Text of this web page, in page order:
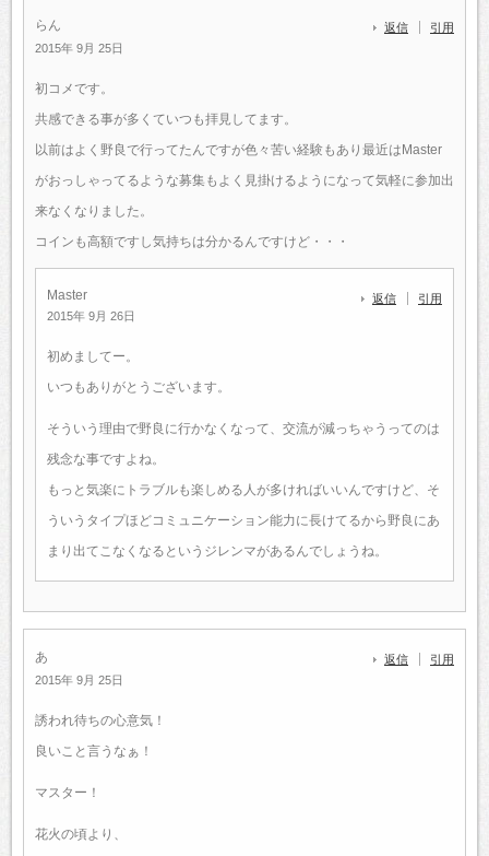
らん
2015年 9月 25日
返信 引用
初コメです。
共感できる事が多くていつも拝見してます。
以前はよく野良で行ってたんですが色々苦い経験もあり最近はMaster
がおっしゃってるような募集もよく見掛けるようになって気軽に参加出
来なくなりました。
コインも高額ですし気持ちは分かるんですけど・・・
Master
2015年 9月 26日
返信 引用
初めましてー。
いつもありがとうございます。
そういう理由で野良に行かなくなって、交流が減っちゃうってのは
残念な事ですよね。
もっと気楽にトラブルも楽しめる人が多ければいいんですけど、そ
ういうタイプほどコミュニケーション能力に長けてるから野良にあ
まり出てこなくなるというジレンマがあるんでしょうね。
あ
2015年 9月 25日
返信 引用
誘われ待ちの心意気！
良いこと言うなぁ！
マスター！
花火の頃より、